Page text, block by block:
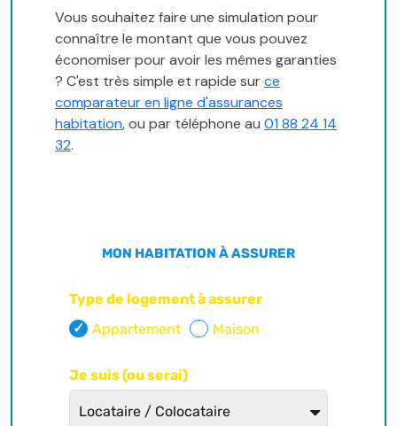
Vous souhaitez faire une simulation pour
connaître le montant que vous pouvez
économiser pour avoir les mêmes garanties
? C'est très simple et rapide surce
comparateur en ligne d'assurances
habitation, ou par téléphone au 01 88 24 14
32.